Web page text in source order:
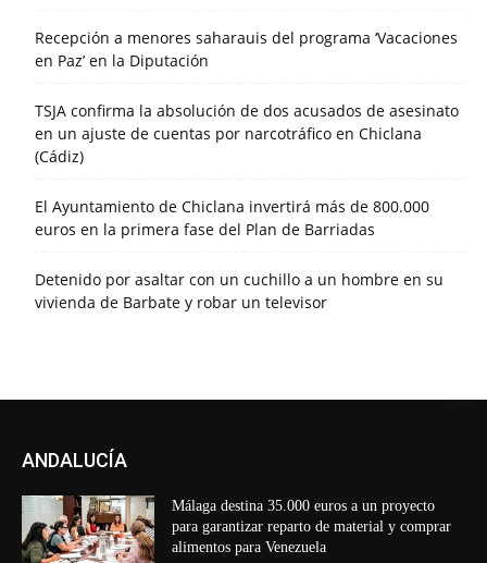
Recepción a menores saharauis del programa ‘Vacaciones
en Paz’ en la Diputación
TSJA confirma la absolución de dos acusados de asesinato
en un ajuste de cuentas por narcotráfico en Chiclana
(Cádiz)
El Ayuntamiento de Chiclana invertirá más de 800.000
euros en la primera fase del Plan de Barriadas
Detenido por asaltar con un cuchillo a un hombre en su
vivienda de Barbate y robar un televisor
ANDALUCÍA
Málaga destina 35.000 euros a un proyecto
para garantizar reparto de material y comprar
alimentos para Venezuela